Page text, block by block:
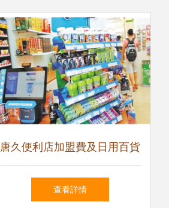
唐久便利店加盟費及日用百貨
銷售全解析
查看詳情